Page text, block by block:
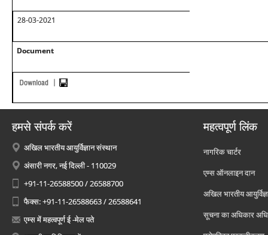
28-03-2021
Document
हमसे संपर्क करें
अखिल भारतीय आयुर्विज्ञान संस्थान
अंसारी नगर, नई दिल्ली - 110029
+91-11-26588500 / 26588700
फैक्स: +91-11-26588663 / 26588641
एम्स में महत्वपूर्ण ई -मेल पते
महत्वपूर्ण लिंक
नागरिक चार्टर
एम्स ऑनलाइन दान
अखिल भारतीय
सूचना का अधिकार